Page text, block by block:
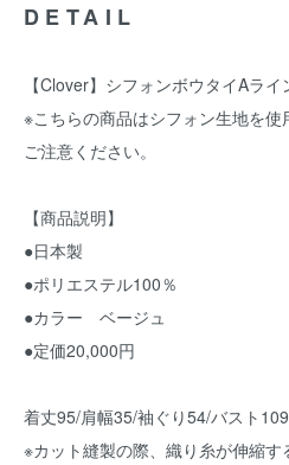
DETAIL
【Clover】シフォンボウタイAラ
※こちらの商品はシフォン生地を
ご注意ください。
【商品説明】
●日本製
●ポリエステル100％
●カラー ベージュ
●定価20,000円
着丈95/肩幅35/袖ぐり54/バスト109
※カット縫製の際、織り糸が伸縮